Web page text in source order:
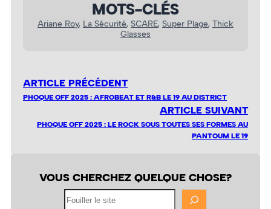
MOTS-CLÉS
Ariane Roy, La Sécurité, SCARE, Super Plage, Thick
Glasses
ARTICLE PRÉCÉDENT
PHOQUE OFF 2025 : AFROBEAT ET R&B LE 19 AU DISTRICT
ARTICLE SUIVANT
PHOQUE OFF 2025 : LE ROCK SOUS TOUTES SES FORMES AU
PANTOUM LE 19
VOUS CHERCHEZ QUELQUE CHOSE?